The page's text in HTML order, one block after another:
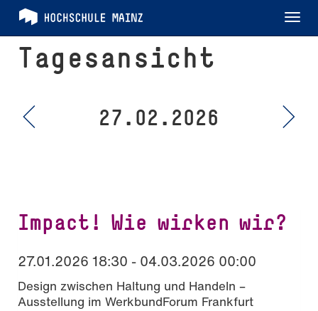
Tagesansicht
27.02.2026
Impact! Wie wirken wir?
27.01.2026 18:30 - 04.03.2026 00:00
Design zwischen Haltung und Handeln –
Ausstellung im WerkbundForum Frankfurt